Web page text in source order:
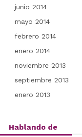
junio 2014
mayo 2014
febrero 2014
enero 2014
noviembre 2013
septiembre 2013
enero 2013
Hablando de